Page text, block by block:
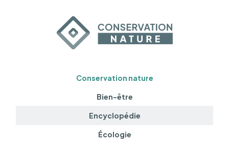
Conservation nature
Bien-être
Encyclopédie
Écologie